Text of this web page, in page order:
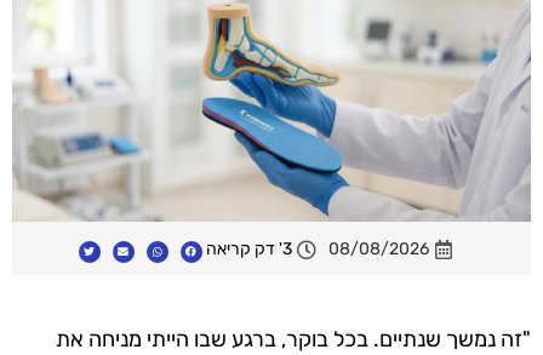
08/08/2026 3' דק קריאה
"זה נמשך שנתיים. בכל בוקר, ברגע שבו הייתי מניחה את